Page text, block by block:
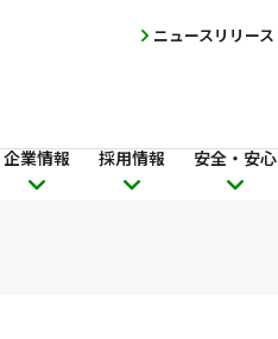
企業情報 採用情報 安全・安心
ニュースリリース